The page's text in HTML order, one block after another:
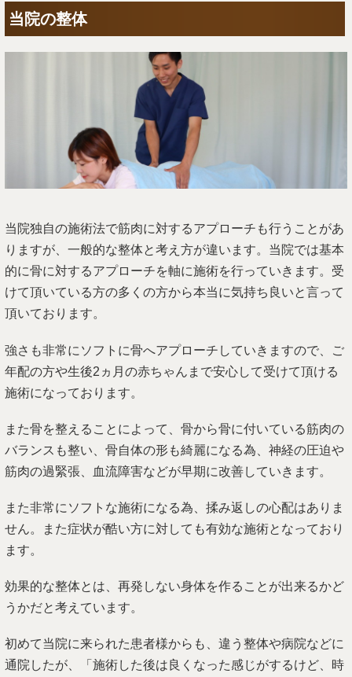
当院の整体
当院独自の施術法で筋肉に対するアプローチも行うことがあ
りますが、一般的な整体と考え方が違います。当院では基本
的に骨に対するアプローチを軸に施術を行っていきます。受
けて頂いている方の多くの方から本当に気持ち良いと言って
頂いております。
強さも非常にソフトに骨へアプローチしていきますので、ご
年配の方や生後2ヵ月の赤ちゃんまで安心して受けて頂ける
施術になっております。
また骨を整えることによって、骨から骨に付いている筋肉の
バランスも整い、骨自体の形も綺麗になる為、神経の圧迫や
筋肉の過緊張、血流障害などが早期に改善していきます。
また非常にソフトな施術になる為、揉み返しの心配はありま
せん。また症状が酷い方に対しても有効な施術となっており
ます。
効果的な整体とは、再発しない身体を作ることが出来るかど
うかだと考えています。
初めて当院に来られた患者様からも、違う整体や病院などに
通院したが、「施術した後は良くなった感じがするけど、時